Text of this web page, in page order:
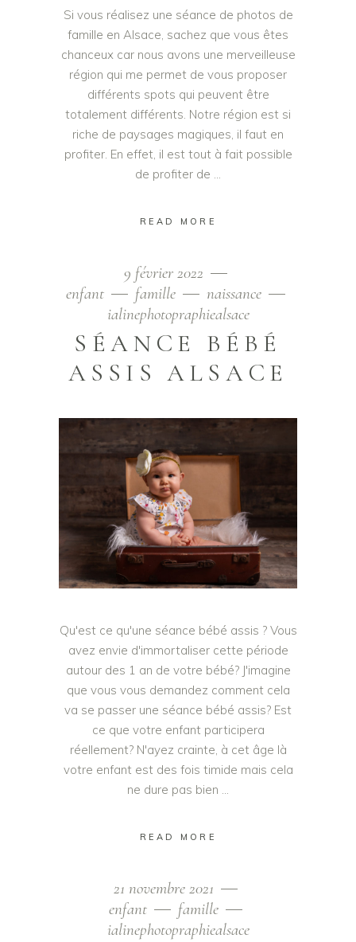
Si vous réalisez une séance de photos de
famille en Alsace, sachez que vous êtes
chanceux car nous avons une merveilleuse
région qui me permet de vous proposer
différents spots qui peuvent être
totalement différents. Notre région est si
riche de paysages magiques, il faut en
profiter. En effet, il est tout à fait possible
de profiter de
READ MORE
9 février 2022
enfant
famille
naissance
ialinephotopraphiealsace
SÉANCE BÉBÉ
ASSIS ALSACE
Qu'est ce qu'une séance bébé assis ? Vous
avez envie d'immortaliser cette période
autour des 1 an de votre bébé? J'imagine
que vous vous demandez comment cela
va se passer une séance bébé assis? Est
ce que votre enfant participera
réellement? N'ayez crainte, à cet âge là
votre enfant est des fois timide mais cela
ne dure pas bien
READ MORE
21 novembre 2021
enfant
famille
ialinephotopraphiealsace